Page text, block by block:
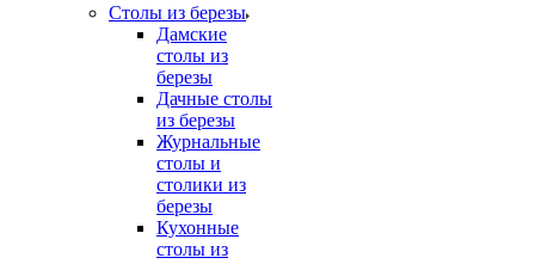
Столы из березы
Дамские
столы из
березы
Дачные столы
из березы
Журнальные
столы и
столики из
березы
Кухонные
столы из